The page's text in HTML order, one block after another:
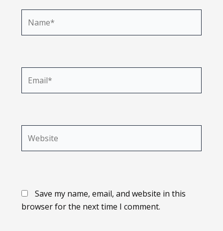
Save my name, email, and website in this
browser for the next time I comment.